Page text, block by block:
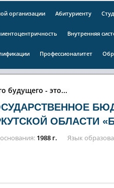
организации Абитуриенту
Внутренняя
Профессионалитет
будущего - это...
ОБЛАСТИ
1988 г. Язык